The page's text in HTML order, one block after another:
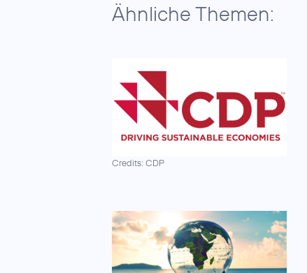
Ähnliche Themen:
Credits: CDP